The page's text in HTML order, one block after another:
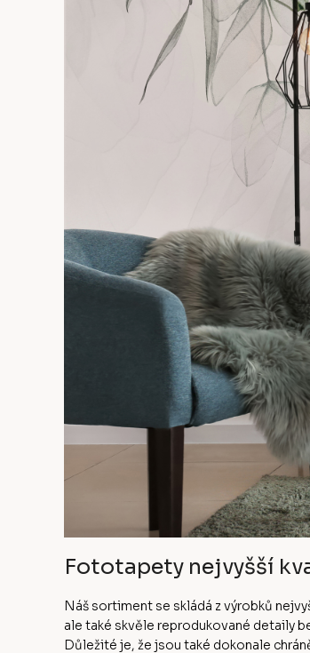
Fototapety nejvyšší
Náš sortiment se skládá z výrobků
ale také skvěle reprodukované detaily
Důležité je, že jsou také dokonale